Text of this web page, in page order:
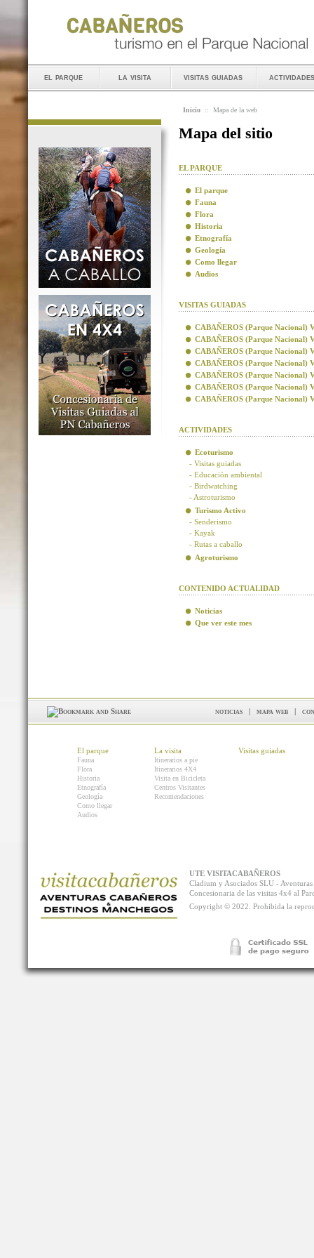
el parque la visita visitas guiadas actividades
Inicio :: Mapa de la web
Mapa del sitio
EL PARQUE
El parque
Fauna
Flora
Historia
Etnografía
Geología
Como llegar
Audios
VISITAS GUIADAS
CABAÑEROS (Parque Nacional)
CABAÑEROS (Parque Nacional)
CABAÑEROS (Parque Nacional)
CABAÑEROS (Parque Nacional)
CABAÑEROS (Parque Nacional)
CABAÑEROS (Parque Nacional)
CABAÑEROS (Parque Nacional)
ACTIVIDADES
Ecoturismo
- Visitas guiadas
- Educación ambiental
- Birdwatching
- Astroturismo
Turismo Activo
- Senderismo
- Kayak
- Rutas a caballo
Agroturismo
CONTENIDO ACTUALIDAD
Noticias
Que ver este mes
noticias | mapa web |
El parque
Fauna
Flora
Historia
Etnografía
Geología
Como llegar
Audios
La visita
Itinerarios a pie
Itinerarios 4X4
Visita en Bicicleta
Centros Visitantes
Recomendaciones
Visitas guiadas
UTE VISITACABAÑEROS
Cladium y Asociados SLU -
Concesionaria de las visitas 4x4 al
Copyright © 2022. Prohibida la